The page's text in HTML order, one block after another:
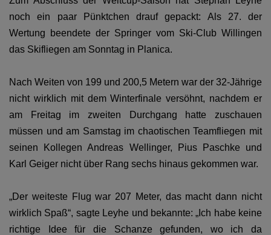
noch ein paar Pünktchen drauf gepackt: Als 27. der
Wertung beendete der Springer vom Ski-Club Willingen
das Skifliegen am Sonntag in Planica.
Nach Weiten von 199 und 200,5 Metern war der 32-Jährige
nicht wirklich mit dem Winterfinale versöhnt, nachdem er
am Freitag im zweiten Durchgang hatte zuschauen
müssen und am Samstag im chaotischen Teamfliegen mit
seinen Kollegen Andreas Wellinger, Pius Paschke und
Karl Geiger nicht über Rang sechs hinaus gekommen war.
„Der weiteste Flug war 207 Meter, das macht dann nicht
wirklich Spaß“, sagte Leyhe und bekannte: „Ich habe keine
richtige Idee für die Schanze gefunden, wo ich da